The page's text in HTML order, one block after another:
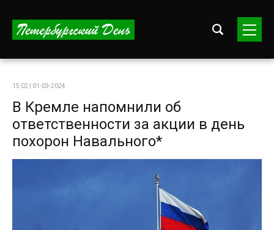
15:02 | 01-03-2024
В Кремле напомнили об
ответственности за акции в день
похорон Навального*